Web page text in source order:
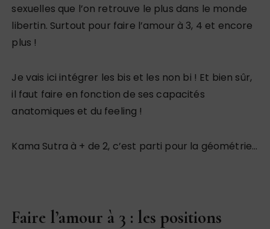
sexuelles que l’on retrouve le plus dans le monde
libertin. Surtout pour faire l’amour à 3, 4 et encore
plus !
Je vais ici intégrer les bis et les non bi ! Et bien sûr,
il faut faire en fonction de ses capacités
anatomiques et du feeling !
Kama Sutra à + de 2, c’est parti pour la géométrie…
Faire l’amour à 3 : les positions